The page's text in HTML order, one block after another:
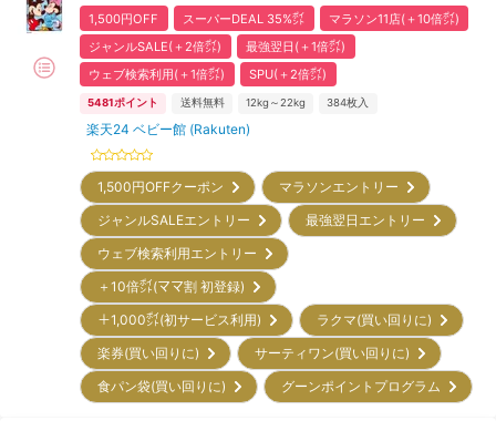
1,500円OFF スーパーDEAL 35%㌽
マラソン11店(＋10倍㌽)
ジャンルSALE(＋2倍㌽)
最強翌日(＋1倍㌽)
ウェブ検索利用(＋1倍㌽)
SPU(＋2倍㌽)
5481ポイント 送料無料 12kg～22kg 384枚入
楽天24 ベビー館 (Rakuten)
1,500円OFFクーポン
マラソンエントリー
ジャンルSALEエントリー
最強翌日エントリー
ウェブ検索利用エントリー
＋10倍㌽(ママ割 初登録)
＋1,000㌽(初サービス利用)
ラクマ(買い回りに)
楽券(買い回りに)
サーティワン(買い回りに)
食パン袋(買い回りに)
グーンポイントプログラム